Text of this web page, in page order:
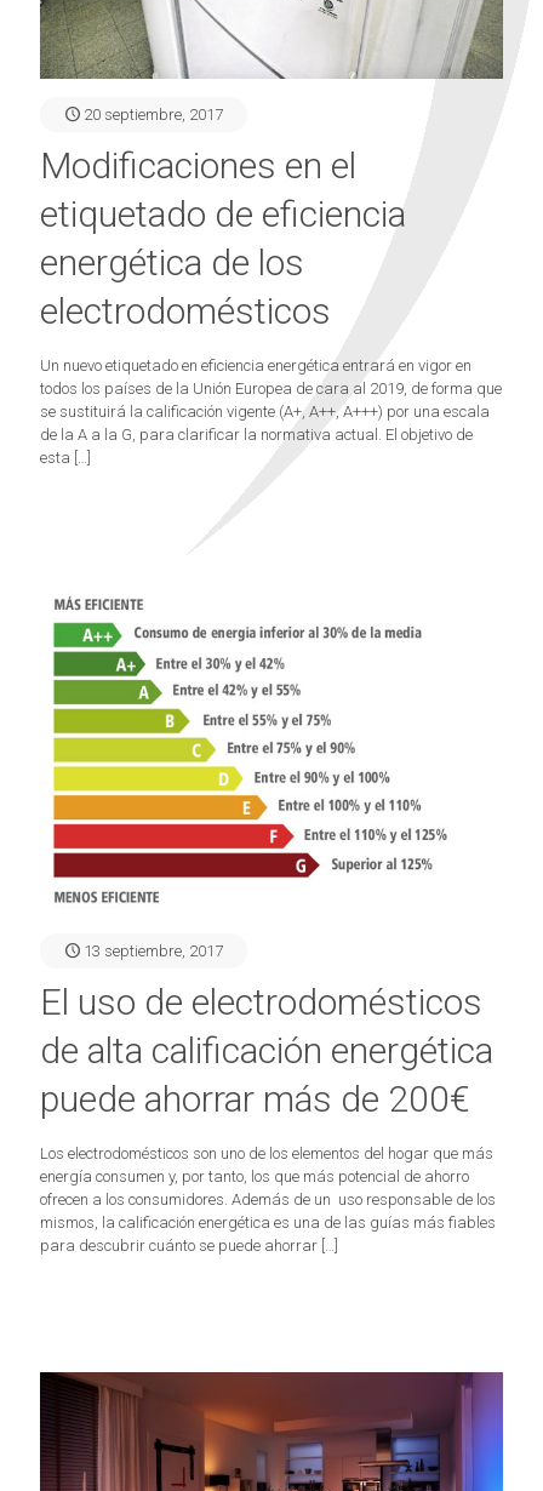
20 septiembre, 2017
Modificaciones en el
etiquetado de eficiencia
energética de los
electrodomésticos
Un nuevo etiquetado en eficiencia energética entrará en vigor en
todos los países de la Unión Europea de cara al 2019, de forma que
se sustituirá la calificación vigente (A+, A++, A+++) por una escala
de la A a la G, para clarificar la normativa actual. El objetivo de
esta
13 septiembre, 2017
El uso de electrodomésticos
de alta calificación energética
puede ahorrar más de 200€
Los electrodomésticos son uno de los elementos del hogar que más
energía consumen y, por tanto, los que más potencial de ahorro
ofrecen a los consumidores. Además de un uso responsable de los
mismos, la calificación energética es una de las guías más fiables
para descubrir cuánto se puede ahorrar